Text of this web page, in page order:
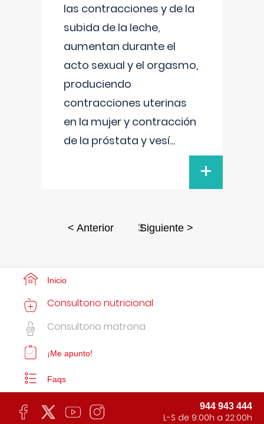
las contracciones y de la
subida de la leche,
aumentan durante el
acto sexual y el orgasmo,
produciendo
contracciones uterinas
en la mujer y contracción
de la próstata y vesí...
+
< Anterior 3Siguiente >
Inicio
Consultorio nutricional
Consultorio matrona
¡Me apunto!
Faqs
944 943 444
L-S de 9:00h a 22:00h